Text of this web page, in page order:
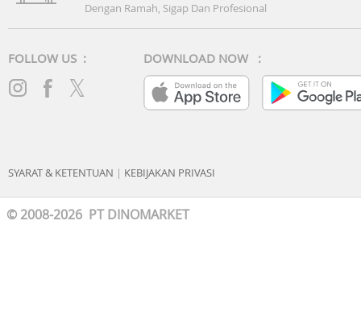
Dengan Ramah, Sigap Dan Profesional
FOLLOW US : DOWNLOAD NOW :
SYARAT & KETENTUAN | KEBIJAKAN PRIVASI
© 2008-2026 PT DINOMARKET